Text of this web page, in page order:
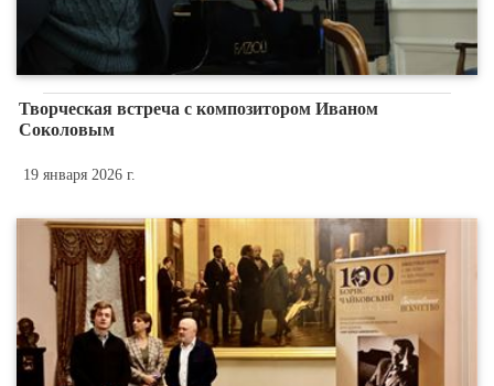
Творческая встреча с композитором Иваном
Соколовым
19 января 2026 г.